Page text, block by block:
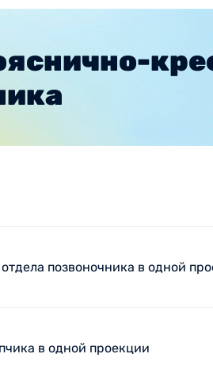
позвоночника в одной
в одной проекции